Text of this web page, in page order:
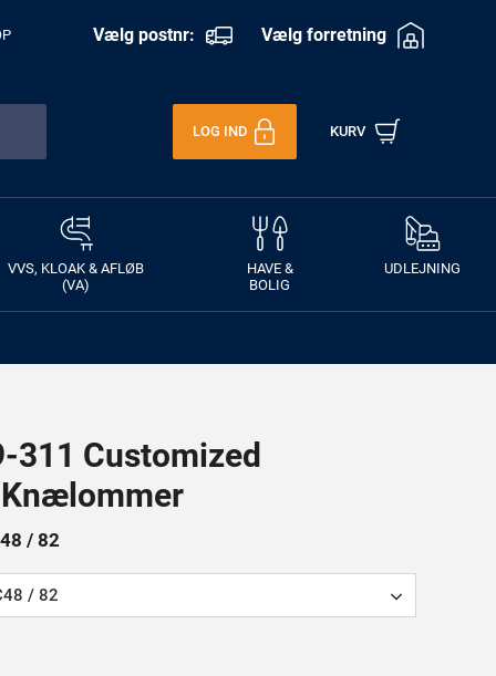
Vælg postnr: Vælg forretning
LOG IND KURV
VVS, KLOAK & AFLØB
(VA)
HAVE &
BOLIG
UDLEJNING
311 Customized
/ 82
/ 82